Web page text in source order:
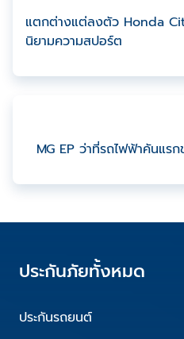
แตกต่างแต่ลงตัว Honda
นิยามความสปอร์ต
MG EP ว่าที่รถไฟฟ้าคันแร
ประกันภัยทั้งหมด
ประกันรถยนต์